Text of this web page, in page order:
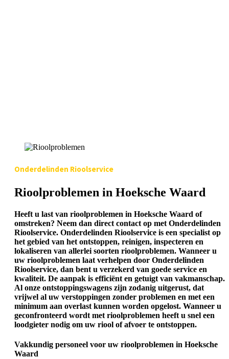
Onderdelinden Rioolservice
Rioolproblemen in Hoeksche Waard
Heeft u last van rioolproblemen in Hoeksche Waard of
omstreken? Neem dan direct contact op met Onderdelinden
Rioolservice. Onderdelinden Rioolservice is een specialist op
het gebied van het ontstoppen, reinigen, inspecteren en
lokaliseren van allerlei soorten rioolproblemen. Wanneer u
uw rioolproblemen laat verhelpen door Onderdelinden
Rioolservice, dan bent u verzekerd van goede service en
kwaliteit. De aanpak is efficiënt en getuigt van vakmanschap.
Al onze ontstoppingswagens zijn zodanig uitgerust, dat
vrijwel al uw verstoppingen zonder problemen en met een
minimum aan overlast kunnen worden opgelost. Wanneer u
geconfronteerd wordt met rioolproblemen heeft u snel een
loodgieter nodig om uw riool of afvoer te ontstoppen.
Vakkundig personeel voor uw rioolproblemen in Hoeksche
Waard